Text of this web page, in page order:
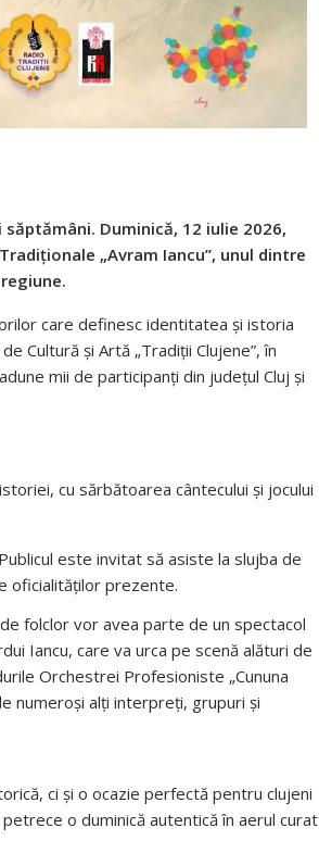
Duminică, 12 iulie 2026,
„Avram Iancu”, unul dintre
care definesc identitatea și istoria
Cultură și Artă „Tradiții Clujene”, în
mii de participanți din județul Cluj și
cu sărbătoarea cântecului și jocului
este invitat să asiste la slujba de
oficialităților prezente.
folclor vor avea parte de un spectacol
Iancu, care va urca pe scenă alături de
Orchestrei Profesioniste „Cununa
numeroși alți interpreți, grupuri și
ci și o ocazie perfectă pentru clujeni
o duminică autentică în aerul curat